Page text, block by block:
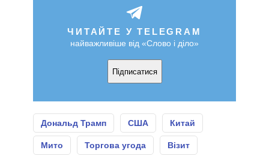
ЧИТАЙТЕ У TELEGRAM
найважливіше від «Слово і діло»
Підписатися
Дональд Трамп США Китай
Мито Торгова угода Візит